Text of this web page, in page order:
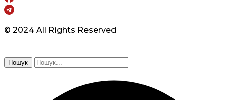
© 2024 All Rights Reserved
Пошук